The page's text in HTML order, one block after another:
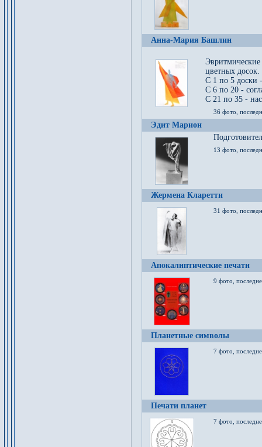
Анна-Мария Башлин
цветных досок.
С 1 по 5 доски
С 6 по 20 -
С 21 по 35 -
36 фото,
Эдит Марион
13 фото,
Жермена Кларетти
31 фото,
Апокалиптические печати
9 фото,
Планетные символы
7 фото,
Печати планет
7 фото,